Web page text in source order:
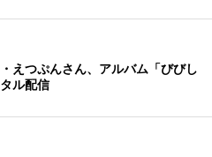
えつぷんさん、アルバム「びびし
ル配信